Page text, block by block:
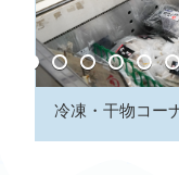
冷凍・干物コー